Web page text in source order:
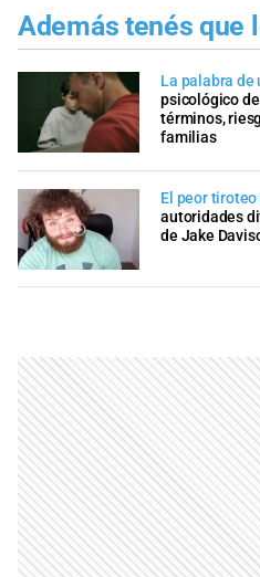
Además tenés que
La palabra
psicológico
términos,
familias
El peor
autoridades
de Jake